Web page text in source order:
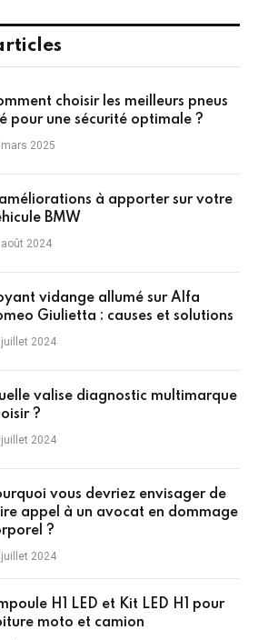
choisir les meilleurs pneus
pour une sécurité optimale ?
2025
à apporter sur votre
BMW
2024
vidange allumé sur Alfa
Giulietta : causes et solutions
juillet 2024
valise diagnostic multimarque
?
juillet 2024
vous devriez envisager de
appel à un avocat en dommage
?
juillet 2024
H1 LED et Kit LED H1 pour
moto et camion